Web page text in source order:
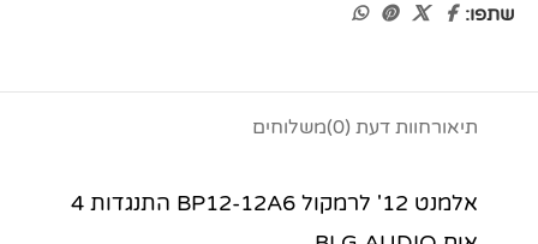
שתפו:
תיאורחוות דעת (0) משלוחים
אלמנט 12' לרמקול BP12-12A6 התנגדות 4